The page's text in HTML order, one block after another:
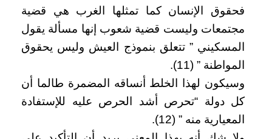
فحقوق الإنسان كما تمثلها الغرب هي قضية
مجتمعات وليست قضية شعوب إنها مسألة يقول
المسكيني ” تتعلق بنموذج العيش وليس يحقوق
المواطنة ” (11).
وسيكون لهذا الخلط أنساقه المضمرة طالما أن
كل دولة “تحرص أشد الحرص عليه للإستفادة
المعيارية منه ” (12).